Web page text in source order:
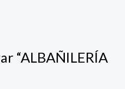
“ALBAÑILERÍA